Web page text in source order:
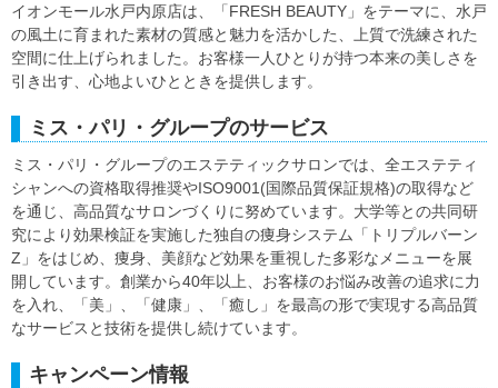
イオンモール水戸内原店は、「FRESH BEAUTY」をテーマに、水戸
の風土に育まれた素材の質感と魅力を活かした、上質で洗練された
空間に仕上げられました。お客様一人ひとりが持つ本来の美しさを
引き出す、心地よいひとときを提供します。
ミス・パリ・グループのサービス
ミス・パリ・グループのエステティックサロンでは、全エステティ
シャンへの資格取得推奨やISO9001(国際品質保証規格)の取得など
を通じ、高品質なサロンづくりに努めています。大学等との共同研
究により効果検証を実施した独自の痩身システム「トリプルバーン
Z」をはじめ、痩身、美顔など効果を重視した多彩なメニューを展
開しています。創業から40年以上、お客様のお悩み改善の追求に力
を入れ、「美」、「健康」、「癒し」を最高の形で実現する高品質
なサービスと技術を提供し続けています。
キャンペーン情報